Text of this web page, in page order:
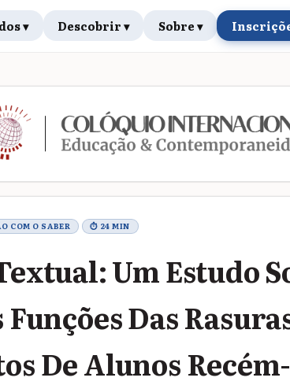
▾ Descobrir ▾ Sobre ▾
COM O SABER ⏱ 24 MIN
Um Estudo
Das
De Alunos Recém-